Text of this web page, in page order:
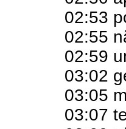
02:53
02:55
02:59
03:02
03:05
03:07